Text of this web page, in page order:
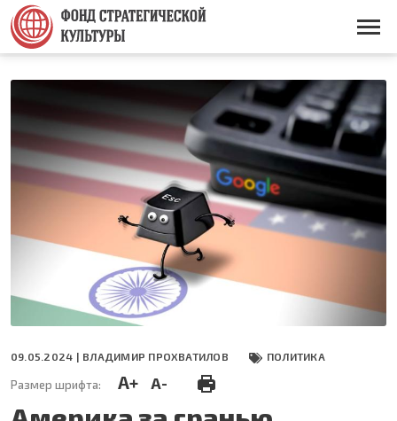
Перейти
основному
содержанию
Основная
09.05.2024 | ВЛАДИМИР ПРОХВАТИЛОВ ПОЛИТИКА
Размер шрифта: A+ A-